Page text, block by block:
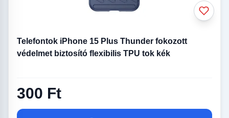
Telefontok iPhone 15 Plus Thunder fokozott
védelmet biztosító flexibilis TPU tok kék
300 Ft